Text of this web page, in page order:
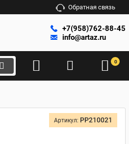
Обратная связь
+7(958)762-88-45
info@artaz.ru
0
Артикул: PP210021